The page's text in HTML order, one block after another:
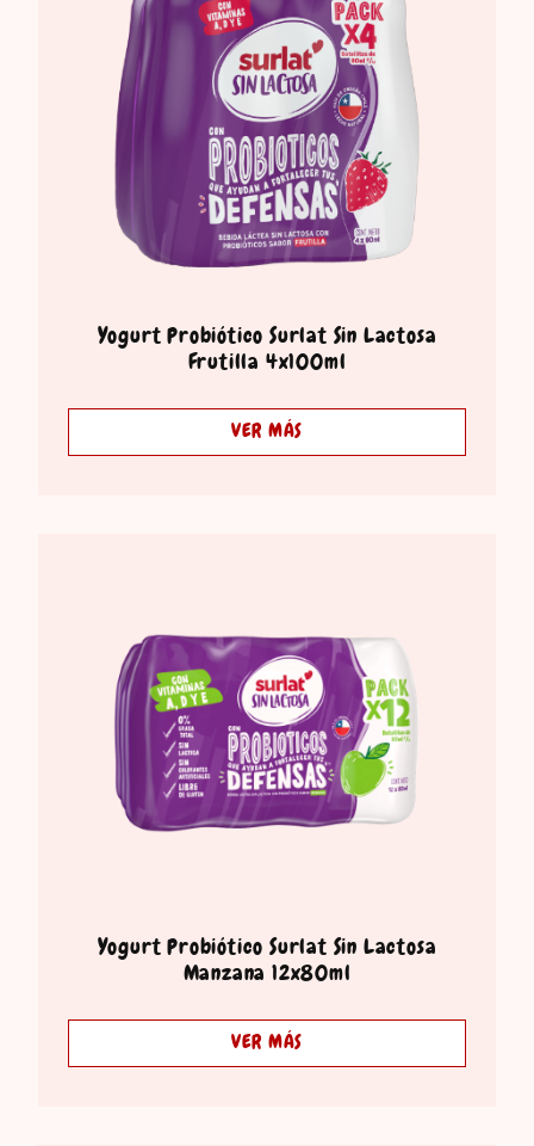
Yogurt Probiótico Surlat Sin Lactosa
Frutilla 4x100ml
VER MÁS
Yogurt Probiótico Surlat Sin Lactosa
Manzana 12x80ml
VER MÁS